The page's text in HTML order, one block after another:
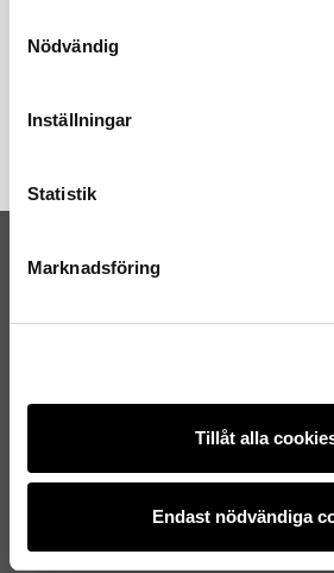
Nödvändig
Inställningar
Statistik
Marknadsföring
Tillåt alla
Endast nödvändiga
REFLEXVÄST FÖR BARN
Reflexväst för
villkoren.
Prenumerera